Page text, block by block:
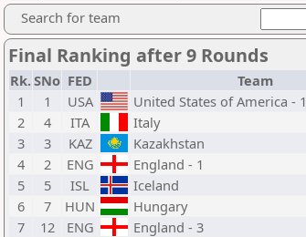
Search for team
Final Ranking after 9 Rounds
Rk.SNo FED Team
1
1 USA United States of America - 1
2
4 ITA Italy
3
3 KAZ Kazakhstan
4
2 ENG England - 1
5
5 ISL Iceland
6
7 HUN Hungary
7
12 ENG England - 3